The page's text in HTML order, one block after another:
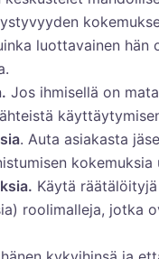
luottavainen
Jos ihmisellä on
. Auta asiakasta
Käytä
roolimalleja, jotka